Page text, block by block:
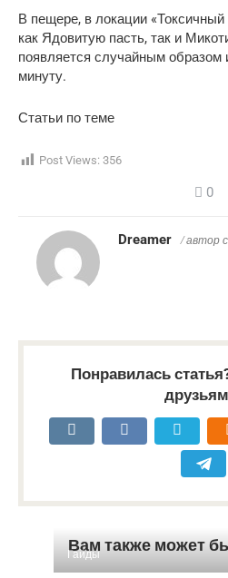
В пещере, в локации
как Ядовитую пасть, так и
появляется случайным образом
минуту.
Статьи по теме
Post Views: 356
0
Dreamer / автор
Понравилась
Вам также может
Гайды